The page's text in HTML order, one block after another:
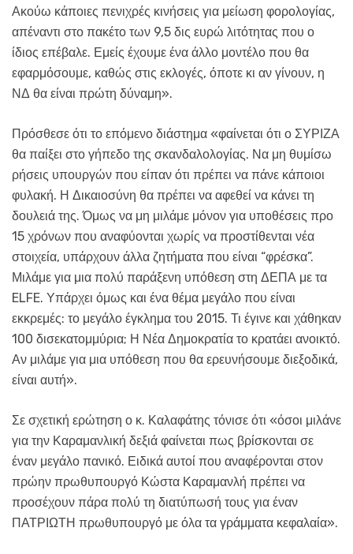
Ακούω κάποιες πενιχρές κινήσεις για μείωση φορολογίας,
απέναντι στο πακέτο των 9,5 δις ευρώ λιτότητας που ο
ίδιος επέβαλε. Εμείς έχουμε ένα άλλο μοντέλο που θα
εφαρμόσουμε, καθώς στις εκλογές, όποτε κι αν γίνουν, η
ΝΔ θα είναι πρώτη δύναμη».
Πρόσθεσε ότι το επόμενο διάστημα «φαίνεται ότι ο ΣΥΡΙΖΑ
θα παίξει στο γήπεδο της σκανδαλολογίας. Να μη θυμίσω
ρήσεις υπουργών που είπαν ότι πρέπει να πάνε κάποιοι
φυλακή. Η Δικαιοσύνη θα πρέπει να αφεθεί να κάνει τη
δουλειά της. Όμως να μη μιλάμε μόνον για υποθέσεις προ
15 χρόνων που αναφύονται χωρίς να προστίθενται νέα
στοιχεία, υπάρχουν άλλα ζητήματα που είναι “φρέσκα”.
Μιλάμε για μια πολύ παράξενη υπόθεση στη ΔΕΠΑ με τα
ELFE. Υπάρχει όμως και ένα θέμα μεγάλο που είναι
εκκρεμές: το μεγάλο έγκλημα του 2015. Τι έγινε και χάθηκαν
100 δισεκατομμύρια; Η Νέα Δημοκρατία το κρατάει ανοικτό.
Αν μιλάμε για μια υπόθεση που θα ερευνήσουμε διεξοδικά,
είναι αυτή».
Σε σχετική ερώτηση ο κ. Καλαφάτης τόνισε ότι «όσοι μιλάνε
για την Καραμανλική δεξιά φαίνεται πως βρίσκονται σε
έναν μεγάλο πανικό. Ειδικά αυτοί που αναφέρονται στον
πρώην πρωθυπουργό Κώστα Καραμανλή πρέπει να
προσέχουν πάρα πολύ τη διατύπωσή τους για έναν
ΠΑΤΡΙΩΤΗ πρωθυπουργό με όλα τα γράμματα κεφαλαία».